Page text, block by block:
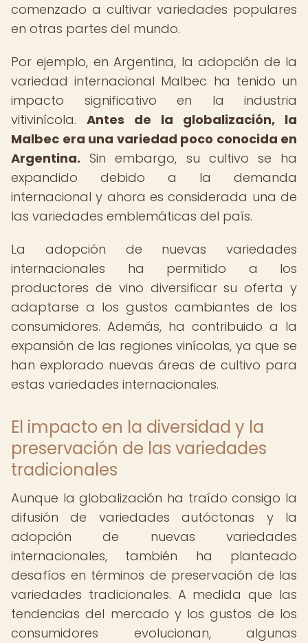
comenzado a cultivar variedades populares
en otras partes del mundo.
Por ejemplo, en Argentina, la adopción de la
variedad internacional Malbec ha tenido un
impacto significativo en la industria
vitivinícola. Antes de la globalización, la
Malbec era una variedad poco conocida en
Argentina. Sin embargo, su cultivo se ha
expandido debido a la demanda
internacional y ahora es considerada una de
las variedades emblemáticas del país.
La adopción de nuevas variedades
internacionales ha permitido a los
productores de vino diversificar su oferta y
adaptarse a los gustos cambiantes de los
consumidores. Además, ha contribuido a la
expansión de las regiones vinícolas, ya que se
han explorado nuevas áreas de cultivo para
estas variedades internacionales.
El impacto en la diversidad y la
preservación de las variedades
tradicionales
Aunque la globalización ha traído consigo la
difusión de variedades autóctonas y la
adopción de nuevas variedades
internacionales, también ha planteado
desafíos en términos de preservación de las
variedades tradicionales. A medida que las
tendencias del mercado y los gustos de los
consumidores evolucionan, algunas